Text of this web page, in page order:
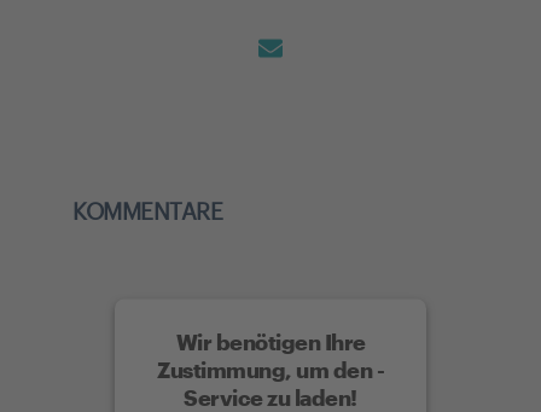
KOMMENTARE
Wir benötigen Ihre
Zustimmung, um den -
Service zu laden!